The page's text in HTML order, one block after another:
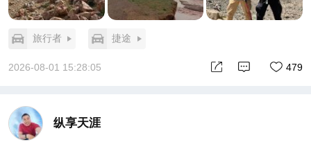
旅行者 捷途
2026-08-01 15:28:05 479
纵享天涯